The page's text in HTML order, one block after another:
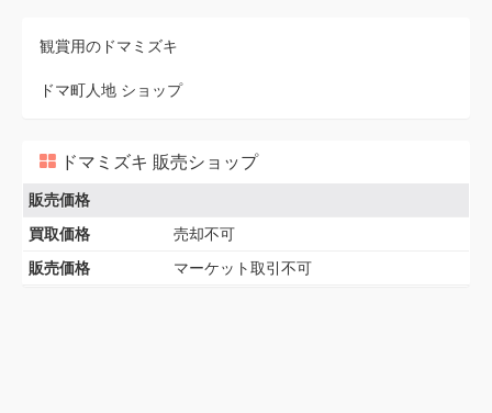
観賞用のドマミズキ
ドマ町人地 ショップ
ドマミズキ 販売ショップ
販売価格
買取価格
売却不可
販売価格
マーケット取引不可